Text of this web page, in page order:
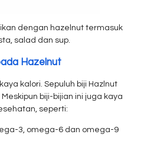
dengan hazelnut termasuk
salad dan sup.
Hazelnut
kalori. Sepuluh biji Hazlnut
biji-bijian ini juga kaya
seperti:
3, omega-6 dan omega-9